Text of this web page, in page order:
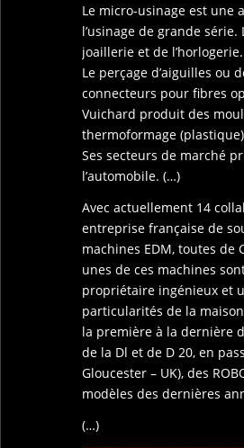
Le micro-usinage est une
l’usinage de grande
joaillerie et de
Le perçage d’aiguilles ou
connecteurs pour fibres
Vuichard produit des
thermoformage
Ses secteurs de marché
l’automobile. (…)
Avec actuellement 14
entreprise française de
machines EDM, toutes de
unes de ces machines
propriétaire ingénieux et
particularités de la
la première à la dernière
de la Dl et de D 20, en
Gloucester – UK), des
modèles des dernières
(…)